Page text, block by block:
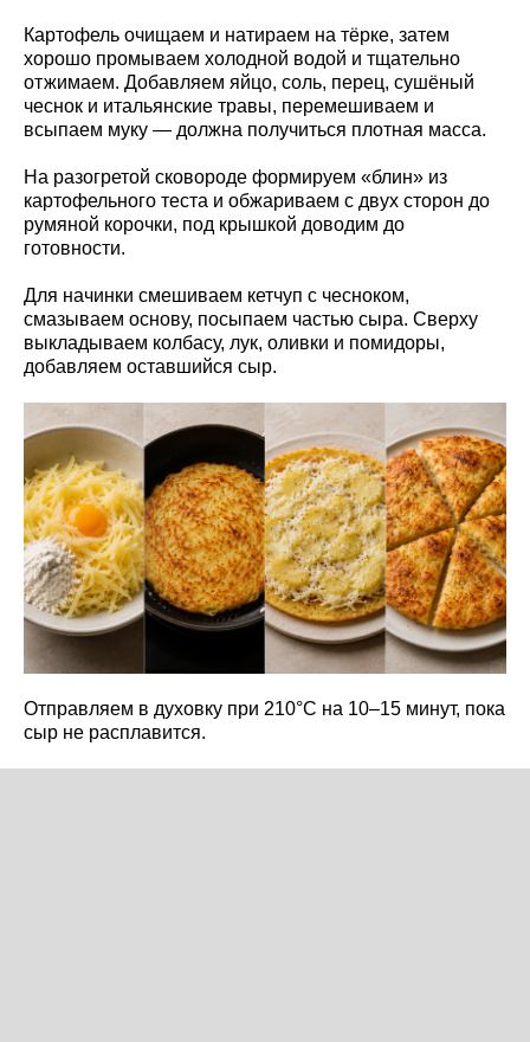
Картофель очищаем и натираем на тёрке, затем
хорошо промываем холодной водой и тщательно
отжимаем. Добавляем яйцо, соль, перец, сушёный
чеснок и итальянские травы, перемешиваем и
всыпаем муку — должна получиться плотная масса.
На разогретой сковороде формируем «блин» из
картофельного теста и обжариваем с двух сторон до
румяной корочки, под крышкой доводим до
готовности.
Для начинки смешиваем кетчуп с чесноком,
смазываем основу, посыпаем частью сыра. Сверху
выкладываем колбасу, лук, оливки и помидоры,
добавляем оставшийся сыр.
Отправляем в духовку при 210°C на 10–15 минут, пока
сыр не расплавится.